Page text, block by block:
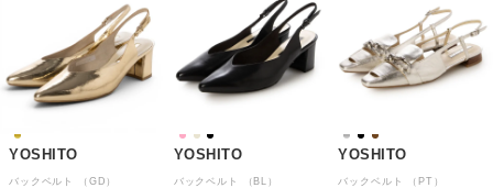
YOSHITO
バックベルト （GD）
YOSHITO
バックベルト （BL）
YOSHITO
バックベルト （PT）